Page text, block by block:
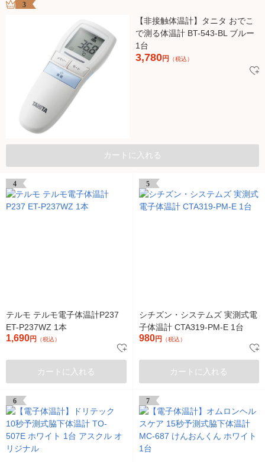
3
【非接触体温計】タニタ おでこ
で測る体温計 BT-543-BL ブルー
1台
3,780円 （税込）
カートに入れる
4
テルモ テルモ電子体温計P237
ET-P237WZ 1本
1,690円 （税込）
カートに入れる
5
シチズン・システムズ 実測式電
子体温計 CTA319-PM-E 1台
980円 （税込）
カートに入れる
6 7